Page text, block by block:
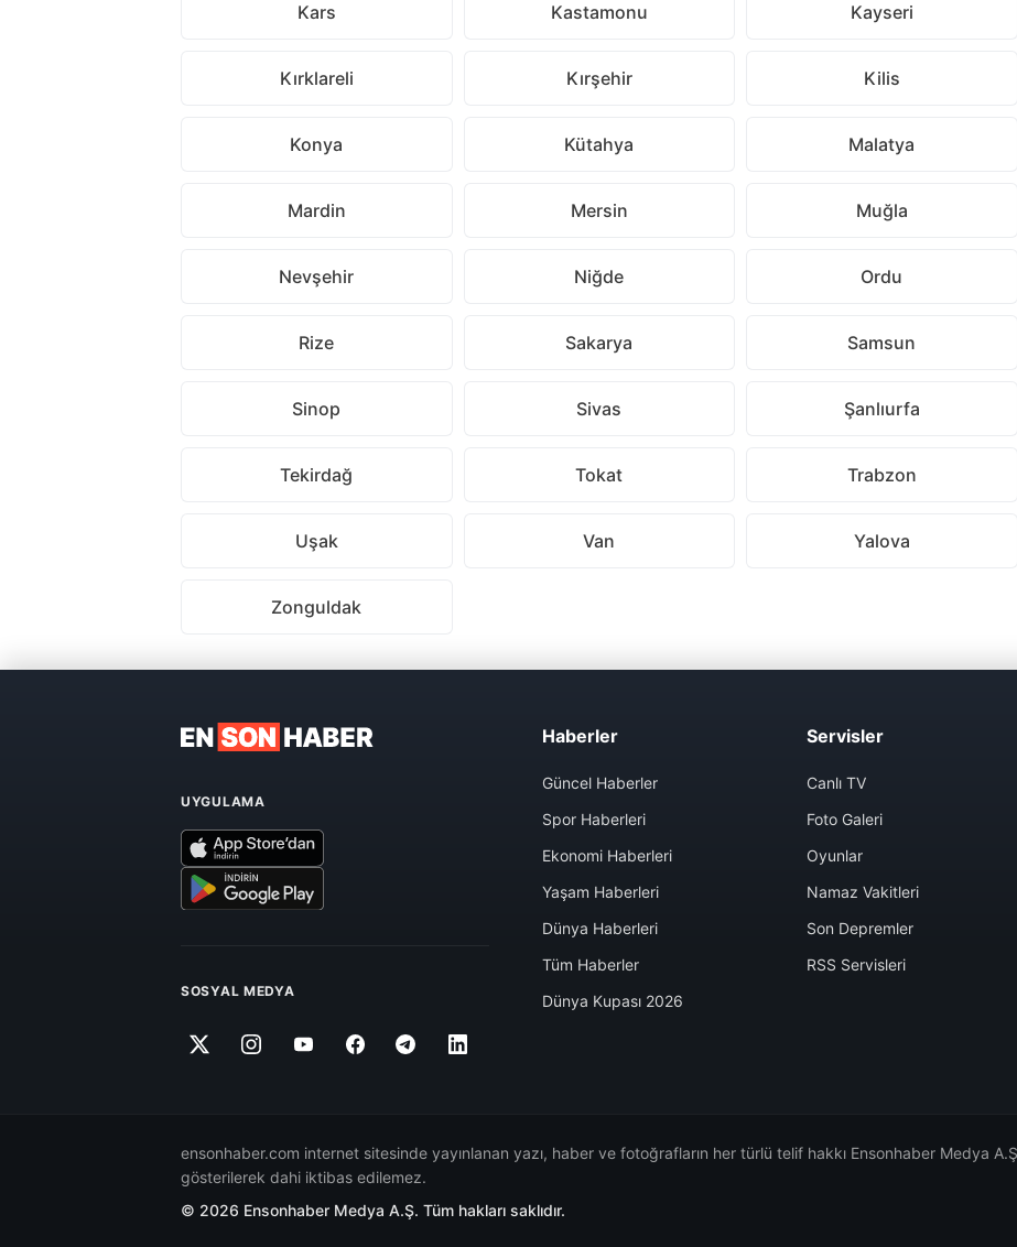
Kars Kastamonu Kayseri
Kırklareli Kırşehir Kilis
Konya Kütahya Malatya
Mardin Mersin Muğla
Nevşehir Niğde Ordu
Rize Sakarya Samsun
Sinop Sivas Şanlıurfa
Tekirdağ Tokat Trabzon
Uşak Van Yalova
Zonguldak
UYGULAMA
SOSYAL MEDYA
Haberler
Güncel Haberler
Spor Haberleri
Ekonomi Haberleri
Yaşam Haberleri
Dünya Haberleri
Tüm Haberler
Dünya Kupası 2026
Servisler
Canlı TV
Foto Galeri
Oyunlar
Namaz Vakitleri
Son Depremler
RSS Servisleri
ensonhaber.com internet sitesinde yayınlanan yazı, haber ve fotoğrafların her türlü telif hakkı Ensonhaber Medya
gösterilerek dahi iktibas edilemez.
© 2026 Ensonhaber Medya A.Ş. Tüm hakları saklıdır.